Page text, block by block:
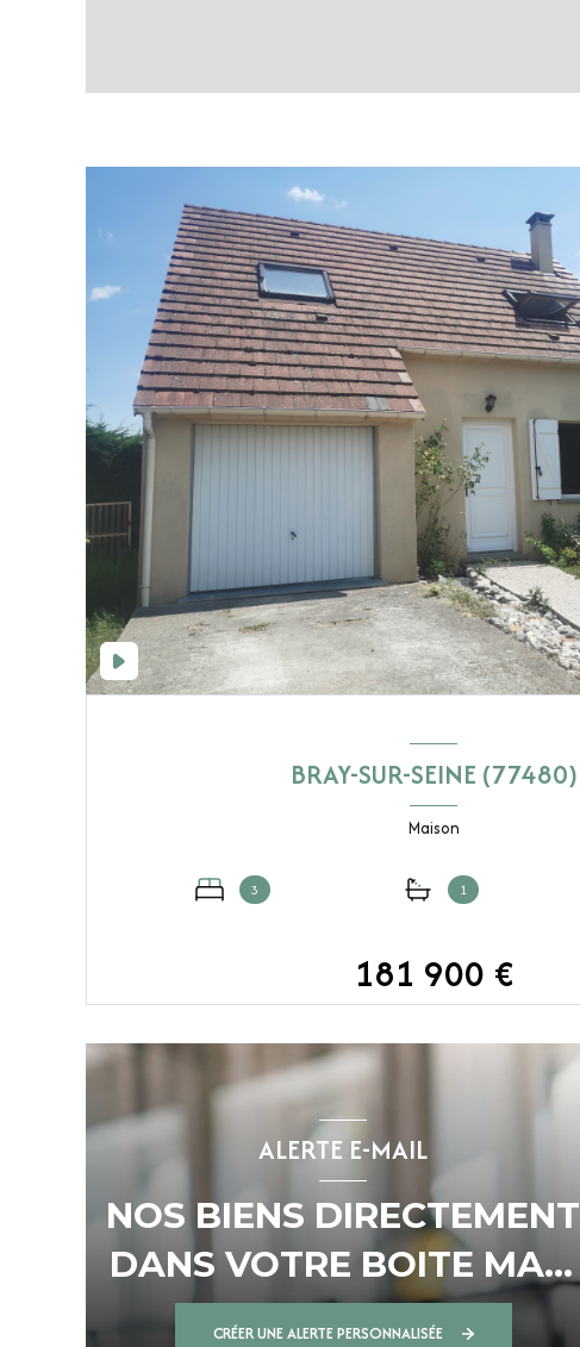
BRAY-SUR-SEINE (77480)
Maison
3 1
181 900 €
ALERTE E-MAIL
NOS BIENS DIRECTEMENT
DANS VOTRE BOITE MAIL
!
CRÉER UNE ALERTE PERSONNALISÉE